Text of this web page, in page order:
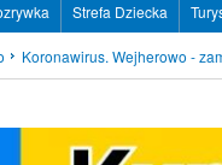
Strefa Dziecka
Koronawirus. Wejherowo -